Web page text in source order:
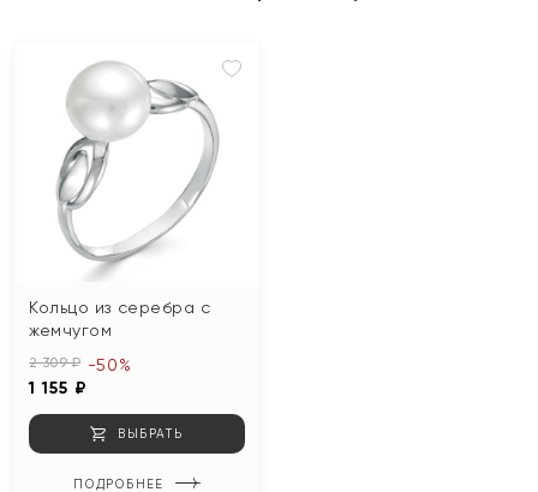
Кольцо из серебра с
жемчугом
2 309 ₽
1 155 ₽
-50%
ВЫБРАТЬ
ПОДРОБНЕЕ